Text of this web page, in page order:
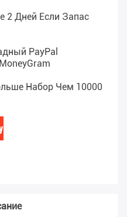
2 Дней Если Запас
PayPal
Набор Чем 10000